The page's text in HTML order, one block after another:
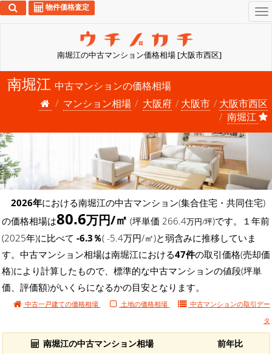
南堀江の中古マンション価格相場 [大阪市西区]
物件価格査定
南堀江 中古マンションの価格相場
マンション相場
大阪府 大阪市
大阪市西区
南堀江
2026年における南堀江の中古マンション(集合住宅・共同住宅)
の価格相場は80.6万円/㎡ (坪単価 266.4万円/坪)です。１年前
(2025年)に比べて -6.3％( -5.4万円/㎡)と弱含みに推移していま
す。中古マンション相場は南堀江における47件の取引価格(売却価
格)により計算したもので、標準的な中古マンションの値段(坪単
価、評価額)がいくらになるかの目安となります。
中古一戸建ての価格相場 土地の価格相場 中古マンションの取引デー
タ
南堀江の中古マンション相場 前年比